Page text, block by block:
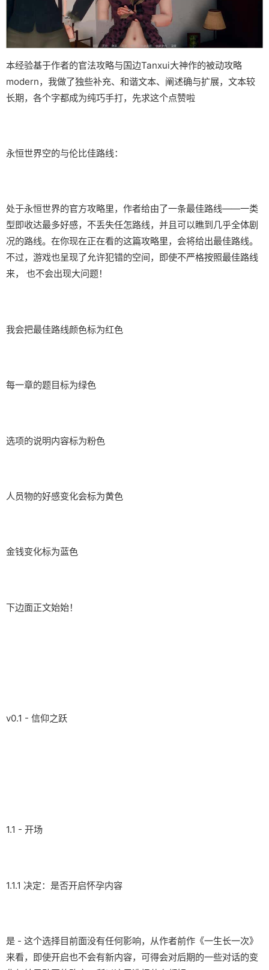
本经验基于作者的官法攻略与国边Tanxui大神作的被动攻略
modern，我做了独些补充、和谐文本、阐述确与扩展，文本较
长期，各个字都成为纯巧手打，先求这个点赞啦
永恒世界空的与伦比佳路线：
处于永恒世界的官方攻略里，作者给由了一条最佳路线——一类
型即收达最多好感，不丢失任怎路线，并且可以瞧到几乎全体剧
况的路线。在你现在正在看的这篇攻略里，会将给出最佳路线。
不过，游戏也呈现了允许犯错的空间，即使不严格按照最佳路线
来， 也不会出现大问题！
我会把最佳路线颜色标为红色
每一章的题目标为绿色
选项的说明内容标为粉色
人员物的好感变化会标为黄色
金钱变化标为蓝色
下边面正文始始！
v0.1 - 信仰之跃
1.1 - 开场
1.1.1 决定：是否开启怀孕内容
是 - 这个选择目前面没有任何影响，从作者前作《一生长一次》
来看，即使开启也不会有新内容，可得会对后期的一些对话的变